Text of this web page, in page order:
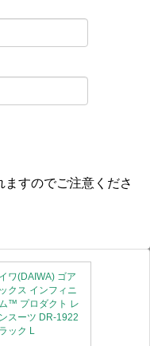
すのでご注意くださ
ワ(DAIWA) ゴア
クス インフィニ
™ プロダクト レ
スーツ DR-1922
ック L